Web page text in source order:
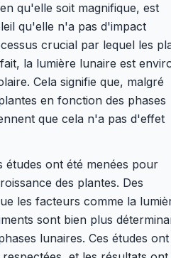
qu'elle soit magnifique, est
qu'elle n'a pas d'impact
crucial par lequel les
la lumière lunaire est
Cela signifie que, malgré
en fonction des phases
que cela n'a pas d'effet
études ont été menées pour
des plantes. Des
les facteurs comme la
sont bien plus
lunaires. Ces études ont